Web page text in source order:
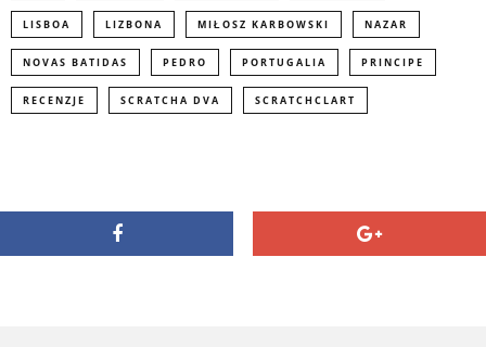
LISBOA LIZBONA MIŁOSZ KARBOWSKI NAZAR
NOVAS BATIDAS PEDRO PORTUGALIA PRINCIPE
RECENZJE SCRATCHA DVA SCRATCHCLART